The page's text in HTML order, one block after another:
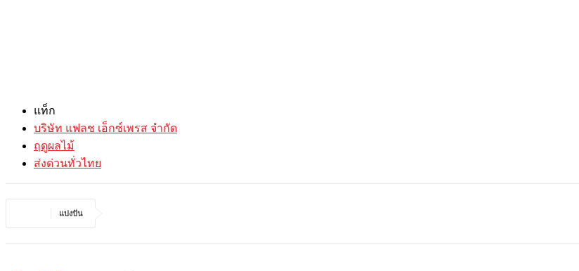
แท็ก
บริษัท แฟลช เอ็กซ์เพรส จำกัด
ฤดูผลไม้
ส่งด่วนทั่วไทย
แบ่งปัน